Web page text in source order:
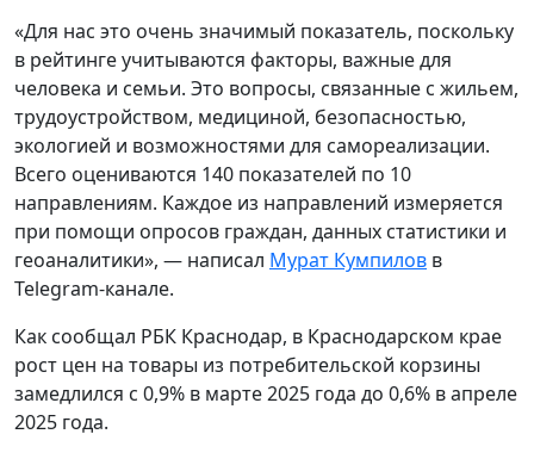
«Для нас это очень значимый показатель, поскольку
в рейтинге учитываются факторы, важные для
человека и семьи. Это вопросы, связанные с жильем,
трудоустройством, медициной, безопасностью,
экологией и возможностями для самореализации.
Всего оцениваются 140 показателей по 10
направлениям. Каждое из направлений измеряется
при помощи опросов граждан, данных статистики и
геоаналитики», — написал Мурат Кумпилов в
Telegram-канале.
Как сообщал РБК Краснодар, в Краснодарском крае
рост цен на товары из потребительской корзины
замедлился с 0,9% в марте 2025 года до 0,6% в апреле
2025 года.